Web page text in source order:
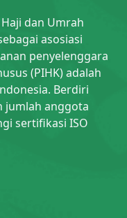
dan Umrah
asosiasi
penyelenggara
(PIHK) adalah
Berdiri
jumlah anggota
sertifikasi ISO